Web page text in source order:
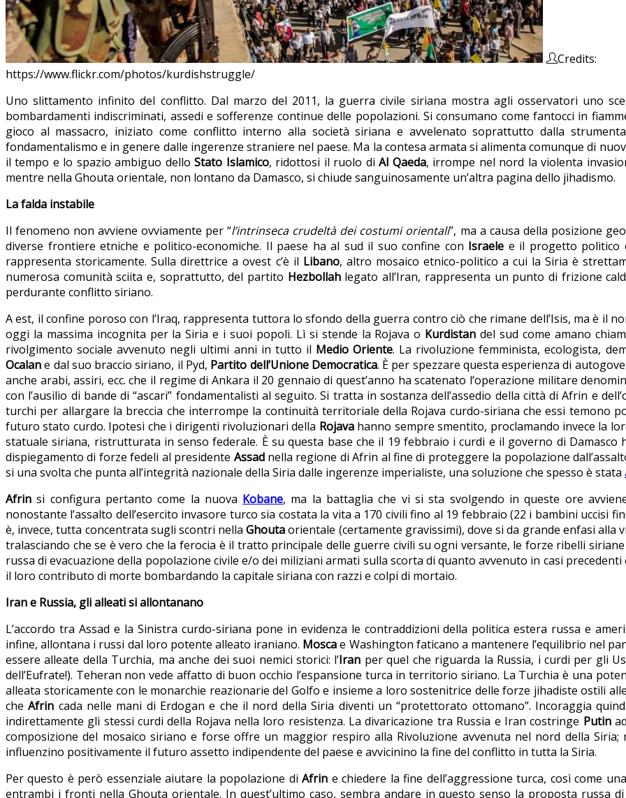
Credits:
https://www.flickr.com/photos/kurdishstruggle/
Uno slittamento infinito del conflitto. Dal marzo del 2011, la guerra civile siriana mostra agli osservatori uno
bombardamenti indiscriminati, assedi e sofferenze continue delle popolazioni. Si consumano come fantocci in
gioco al massacro, iniziato come conflitto interno alla società siriana e avvelenato soprattutto dalla
fondamentalismo e in genere dalle ingerenze straniere nel paese. Ma la contesa armata si alimenta comunque di
il tempo e lo spazio ambiguo delloStato Islamico, ridottosi il ruolo diAl Qaeda, irrompe nel nord la violenta
mentre nella Ghouta orientale, non lontano da Damasco, si chiude sanguinosamente un’altra pagina dello jihadismo.
La falda instabile
Il fenomeno non avviene ovviamente per “l’intrinseca crudeltà dei costumi orientali”, ma a causa della posizione
diverse frontiere etniche e politico-economiche. Il paese ha al sud il suo confine con Israele e il progetto politico
rappresenta storicamente. Sulla direttrice a ovest c’è il Libano, altro mosaico etnico-politico a cui la Siria è
numerosa comunità sciita e, soprattutto, del partito Hezbollah legato all’Iran, rappresenta un punto di frizione
perdurante conflitto siriano.
A est, il confine poroso con l’Iraq, rappresenta tuttora lo sfondo della guerra contro ciò che rimane dell’Isis, ma è il
oggi la massima incognita per la Siria e i suoi popoli. Lì si stende la Rojava o Kurdistandel sud come amano
rivolgimento sociale avvenuto negli ultimi anni in tutto il Medio Oriente. La rivoluzione femminista, ecologista,
Ocalane dal suo braccio siriano, il Pyd, Partito dell’Unione Democratica. È per spezzare questa esperienza di
anche arabi, assiri, ecc. che il regime di Ankara il 20 gennaio di quest’anno ha scatenato l’operazione militare
con l’ausilio di bande di “ascari” fondamentalisti al seguito. Si tratta in sostanza dell’assedio della città di Afrin e
turchi per allargare la breccia che interrompe la continuità territoriale della Rojava curdo-siriana che essi temono
futuro stato curdo. Ipotesi che i dirigenti rivoluzionari della Rojava hanno sempre smentito, proclamando invece la
statuale siriana, ristrutturata in senso federale. È su questa base che il 19 febbraio i curdi e il governo di
dispiegamento di forze fedeli al presidente Assad nella regione di Afrin al fine di proteggere la popolazione
si una svolta che punta all’integrità nazionale della Siria dalle ingerenze imperialiste, una soluzione che spesso è stata
Afrin si configura pertanto come la nuova Kobane, ma la battaglia che vi si sta svolgendo in queste ore
nonostante l’assalto dell’esercito invasore turco sia costata la vita a 170 civili fino al 19 febbraio (22 i bambini uccisi
è, invece, tutta concentrata sugli scontri nellaGhoutaorientale (certamente gravissimi), dove si da grande enfasi alla
tralasciando che se è vero che la ferocia è il tratto principale delle guerre civili su ogni versante, le forze ribelli
russa di evacuazione della popolazione civile e/o dei miliziani armati sulla scorta di quanto avvenuto in casi
il loro contributo di morte bombardando la capitale siriana con razzi e colpi di mortaio.
Iran e Russia, gli alleati si allontanano
L’accordo tra Assad e la Sinistra curdo-siriana pone in evidenza le contraddizioni della politica estera russa e
infine, allontana i russi dal loro potente alleato iraniano. Moscae Washington faticano a mantenere l’equilibrio nel
essere alleate della Turchia, ma anche dei suoi nemici storici: l’Iran per quel che riguarda la Russia, i curdi per gli
dell’Eufrate!). Teheran non vede affatto di buon occhio l’espansione turca in territorio siriano. La Turchia è una
alleata storicamente con le monarchie reazionarie del Golfo e insieme a loro sostenitrice delle forze jihadiste ostili
cheAfrin cada nelle mani di Erdogan e che il nord della Siria diventi un “protettorato ottomano”. Incoraggia
indirettamente gli stessi curdi della Rojava nella loro resistenza. La divaricazione tra Russia e Iran costringe Putin
composizione del mosaico siriano e forse offre un maggior respiro alla Rivoluzione avvenuta nel nord della
influenzino positivamente il futuro assetto indipendente del paese e avvicinino la fine del conflitto in tutta la Siria.
Per questo è però essenziale aiutare la popolazione diAfrin e chiedere la fine dell’aggressione turca, così come
entrambi i fronti nella Ghouta orientale. In quest’ultimo caso, sembra andare in questo senso la proposta russa